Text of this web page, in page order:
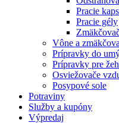
Pracie
Pracie gély
Vône a
Prípravky do
Prípravky pre
Osviežovače
Posypové sole
Potraviny
Služby a kupóny
Výpredaj